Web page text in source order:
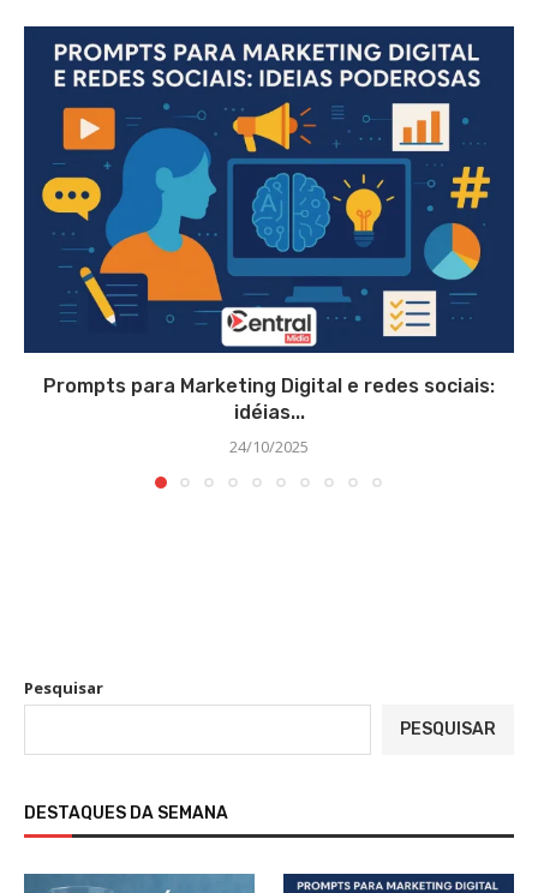
Prompts para Marketing Digital e redes sociais:
idéias...
24/10/2025
Pesquisar
PESQUISAR
DESTAQUES DA SEMANA